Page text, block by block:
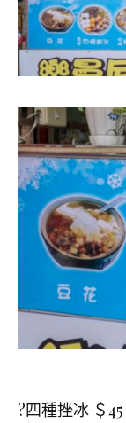
?四種挫冰 ＄45